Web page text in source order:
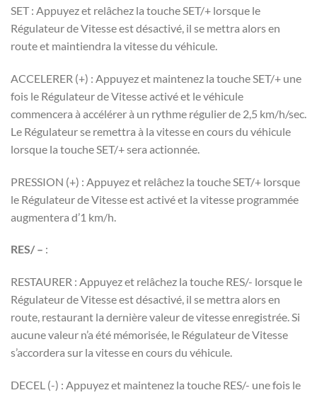
SET : Appuyez et relâchez la touche SET/+ lorsque le
Régulateur de Vitesse est désactivé, il se mettra alors en
route et maintiendra la vitesse du véhicule.
ACCELERER (+) : Appuyez et maintenez la touche SET/+ une
fois le Régulateur de Vitesse activé et le véhicule
commencera à accélérer à un rythme régulier de 2,5 km/h/sec.
Le Régulateur se remettra à la vitesse en cours du véhicule
lorsque la touche SET/+ sera actionnée.
PRESSION (+) : Appuyez et relâchez la touche SET/+ lorsque
le Régulateur de Vitesse est activé et la vitesse programmée
augmentera d’1 km/h.
RES/ – :
RESTAURER : Appuyez et relâchez la touche RES/- lorsque le
Régulateur de Vitesse est désactivé, il se mettra alors en
route, restaurant la dernière valeur de vitesse enregistrée. Si
aucune valeur n’a été mémorisée, le Régulateur de Vitesse
s’accordera sur la vitesse en cours du véhicule.
DECEL (-) : Appuyez et maintenez la touche RES/- une fois le